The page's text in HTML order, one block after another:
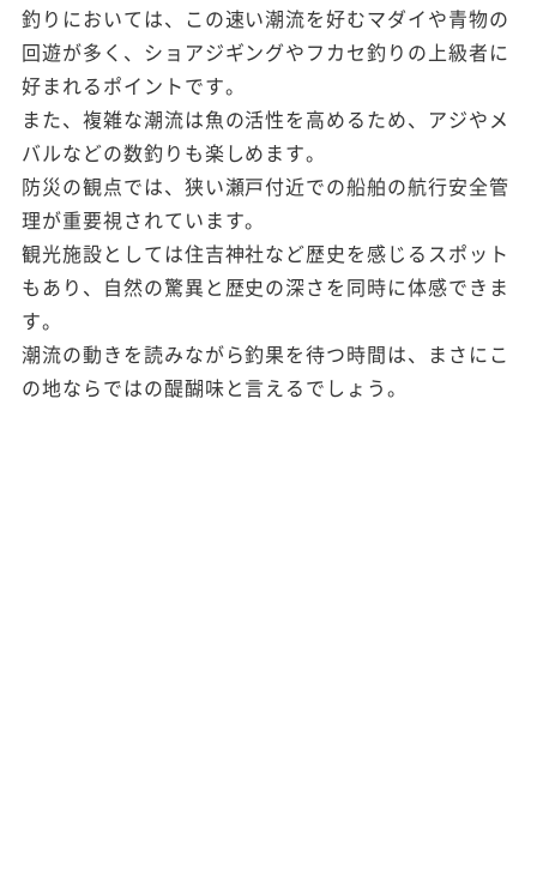
釣りにおいては、この速い潮流を好むマダイや青物の
回遊が多く、ショアジギングやフカセ釣りの上級者に
好まれるポイントです。
また、複雑な潮流は魚の活性を高めるため、アジやメ
バルなどの数釣りも楽しめます。
防災の観点では、狭い瀬戸付近での船舶の航行安全管
理が重要視されています。
観光施設としては住吉神社など歴史を感じるスポット
もあり、自然の驚異と歴史の深さを同時に体感できま
す。
潮流の動きを読みながら釣果を待つ時間は、まさにこ
の地ならではの醍醐味と言えるでしょう。